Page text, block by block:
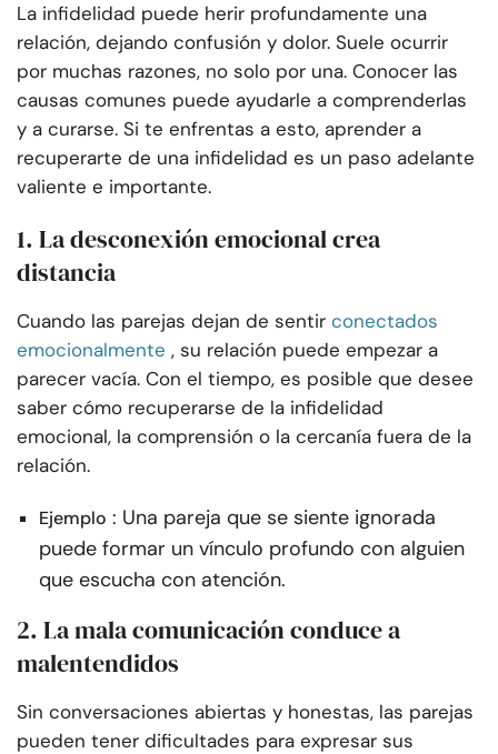
La infidelidad puede herir profundamente una
relación, dejando confusión y dolor. Suele ocurrir
por muchas razones, no solo por una. Conocer las
causas comunes puede ayudarle a comprenderlas
y a curarse. Si te enfrentas a esto, aprender a
recuperarte de una infidelidad es un paso adelante
valiente e importante.
1. La desconexión emocional crea
distancia
Cuando las parejas dejan de sentir conectados
emocionalmente , su relación puede empezar a
parecer vacía. Con el tiempo, es posible que desee
saber cómo recuperarse de la infidelidad
emocional, la comprensión o la cercanía fuera de la
relación.
Ejemplo : Una pareja que se siente ignorada
puede formar un vínculo profundo con alguien
que escucha con atención.
2. La mala comunicación conduce a
malentendidos
Sin conversaciones abiertas y honestas, las parejas
pueden tener dificultades para expresar sus